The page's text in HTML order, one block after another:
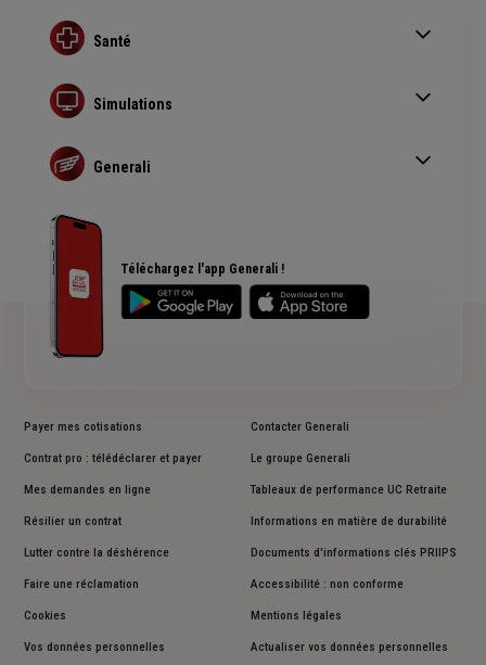
Téléchargez l'app Generali !
Santé
Carte Vitale
Complémentaire Santé
Simulations
Devis assurance auto
Devis assurance habitation
Generali
FAQ complémentaire santé
Plan du site
Payer mes cotisations
Contrat pro : télédéclarer et payer
Mes demandes en ligne
Résilier un contrat
Lutter contre la déshérence
Faire une réclamation
Contacter Generali
Le groupe Generali
Tableaux de performance UC Retraite
Informations en matière de durabilité
Documents d'informations clés PRIIPS
Accessibilité : non conforme
Cookies Mentions légales
Vos données personnelles Actualiser vos données personnelles